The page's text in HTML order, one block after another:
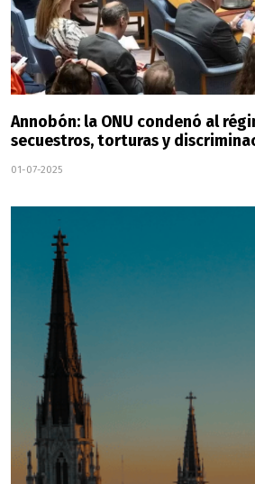
Annobón: la ONU condenó al
secuestros, torturas y
01-07-2025